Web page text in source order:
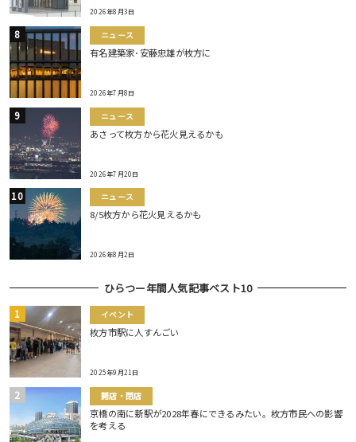
2026年8月3日
ニュース
有名建築家･安藤忠雄が枚方に
2026年7月8日
ニュース
あさって枚方から花火見えるかも
2026年7月20日
ニュース
8/5枚方から花火見えるかも
2026年8月2日
ひらつー年間人気記事ベスト10
イベント
枚方市駅に人すんごい
2025年9月21日
開店・閉店
京橋の南に新駅が2028年春にできるみたい。枚方市民への影響
を考える